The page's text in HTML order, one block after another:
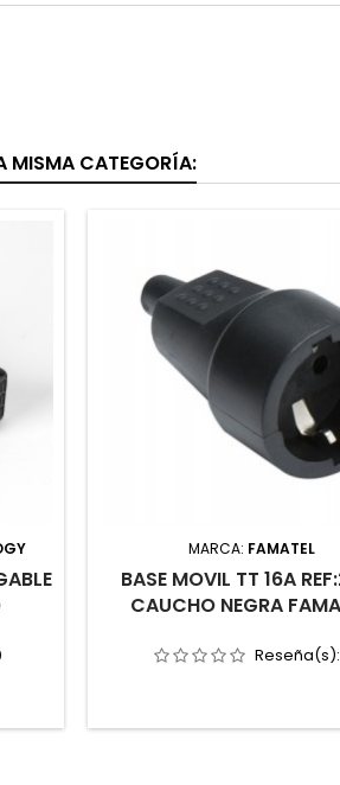
MISMA CATEGORÍA:
MARCA: FAMATEL
BASE MOVIL TT 16A
CAUCHO NEGRA